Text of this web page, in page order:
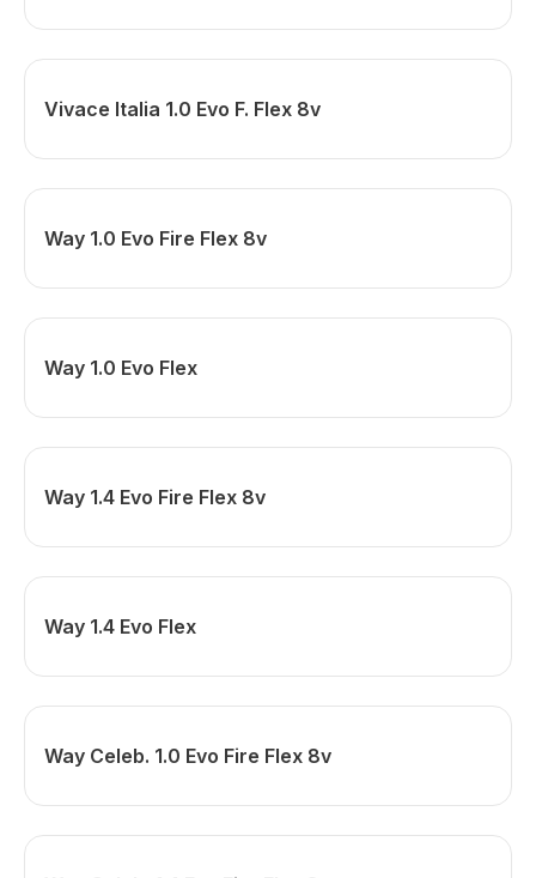
Vivace Italia 1.0 Evo F. Flex 8v
Way 1.0 Evo Fire Flex 8v
Way 1.0 Evo Flex
Way 1.4 Evo Fire Flex 8v
Way 1.4 Evo Flex
Way Celeb. 1.0 Evo Fire Flex 8v